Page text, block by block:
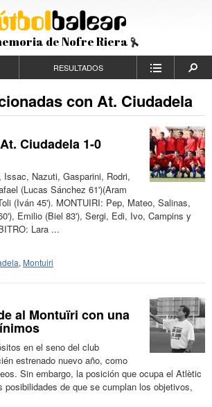
de Nofre Riera
RESULTADOS
con At. Ciudadela
Ciudadela 1-0
Issac, Nazuti, Gasparini, Rodri,
(Lucas Sánchez 61')(Aram
(Iván 45'). MONTUIRI: Pep, Mateo, Salinas,
Emilio (Biel 83'), Sergi, Edi, Ivo, Campins y
Lara ...
, Montuiri
al Montuïri con una
en el seno del club
estrenado nuevo año, como
Sin embargo, la posición que ocupa el Atlètic
posibilidades de que se cumplan los objetivos,